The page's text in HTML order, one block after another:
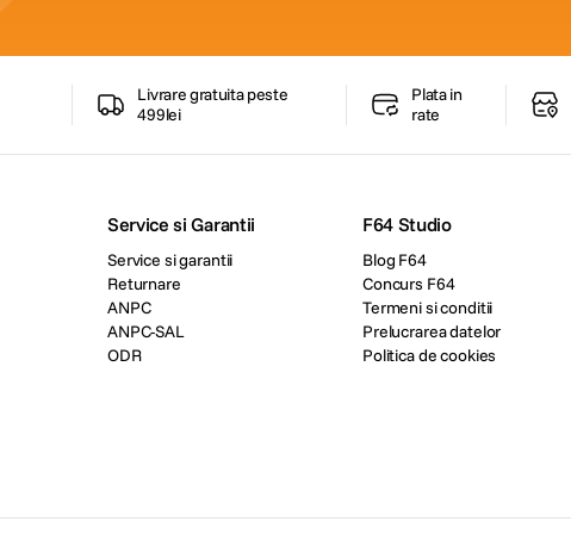
Livrare gratuita peste
499lei
Plata in
rate
Service si Garantii
Service si garantii
Returnare
ANPC
ANPC-SAL
ODR
F64 Studio
Blog F64
Concurs F64
Termeni si conditii
Prelucrarea datelor
Politica de cookies